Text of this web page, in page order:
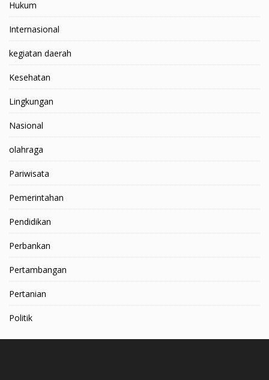
Hukum
Internasional
kegiatan daerah
Kesehatan
Lingkungan
Nasional
olahraga
Pariwisata
Pemerintahan
Pendidikan
Perbankan
Pertambangan
Pertanian
Politik